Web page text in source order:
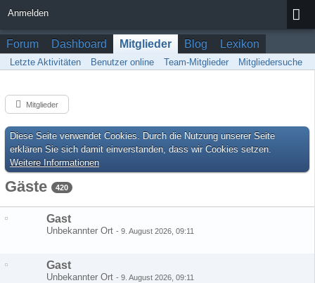
Anmelden
Forum Dashboard Mitglieder Blog Lexikon
Letzte Aktivitäten Benutzer online Team-Mitglieder Mitgliedersuche
Mitglieder
Diese Seite verwendet Cookies. Durch die Nutzung unserer Seite
erklären Sie sich damit einverstanden, dass wir Cookies setzen.
Weitere Informationen
Gäste 420
Gast
Unbekannter Ort - 9. August 2026, 09:11
Gast
Unbekannter Ort - 9. August 2026, 09:11